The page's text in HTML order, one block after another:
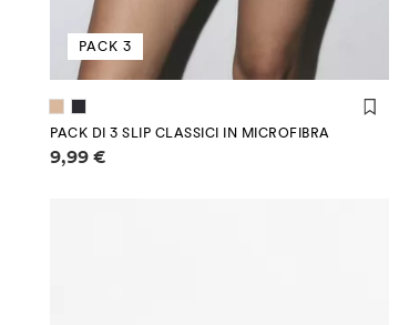
PACK 3
PACK DI 3 SLIP CLASSICI IN MICROFIBRA
Informazioni sui prezzi
9,99 €